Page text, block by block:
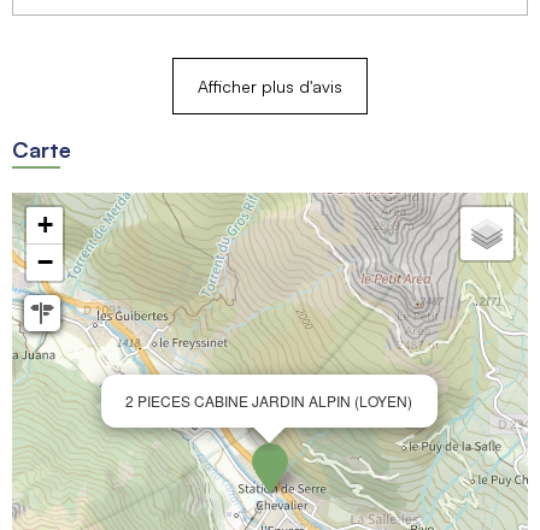
Afficher plus d'avis
Carte
2 PIECES CABINE JARDIN ALPIN (LOYEN)
+
−